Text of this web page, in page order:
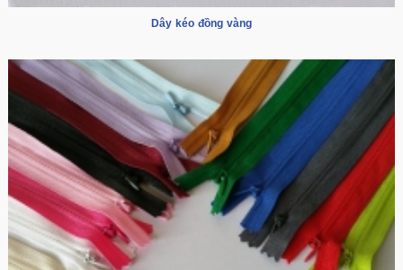
Dây kéo đồng vàng